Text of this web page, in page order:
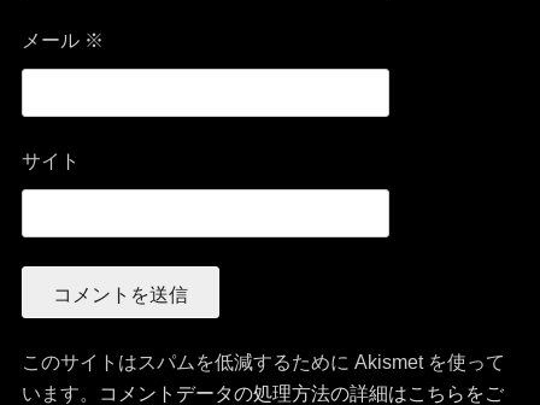
メール ※
サイト
このサイトはスパムを低減するために Akismet を使って
います。
コメントデータの処理方法の詳細はこちらをご